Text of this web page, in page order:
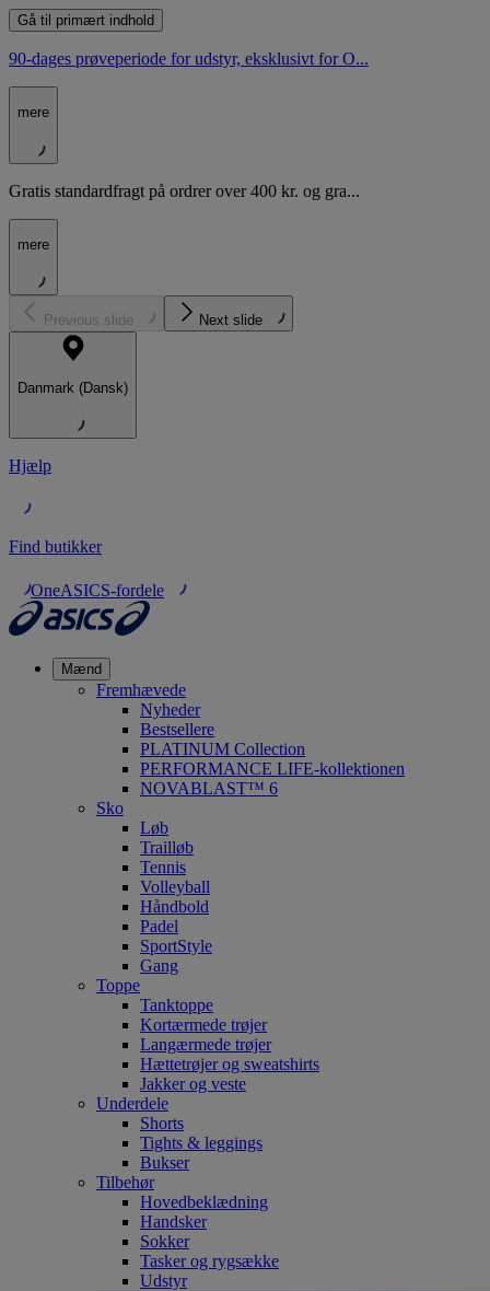
Gå til primært indhold
90-dages prøveperiode for udstyr, eksklusivt for O...
mere
Gratis standardfragt på ordrer over 400 kr. og gra...
mere
Previous slide Next slide
Danmark (Dansk)
Hjælp
Find butikker
OneASICS-fordele
Mænd
Fremhævede
Nyheder
Bestsellere
PLATINUM Collection
PERFORMANCE LIFE-kollektionen
NOVABLAST™ 6
Sko
Løb
Trailløb
Tennis
Volleyball
Håndbold
Padel
SportStyle
Gang
Toppe
Tanktoppe
Kortærmede trøjer
Langærmede trøjer
Hættetrøjer og sweatshirts
Jakker og veste
Underdele
Shorts
Tights & leggings
Bukser
Tilbehør
Hovedbeklædning
Handsker
Sokker
Tasker og rygsække
Udstyr